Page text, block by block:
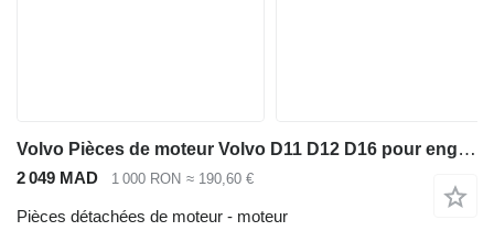
Volvo Pièces de moteur Volvo D11 D12 D16 pour engins de chantier, moteur chargé pour chargeuse sur pneus Volvo L120 L150 L180
2 049 MAD 1 000 RON ≈ 190,60 €
Pièces détachées de moteur - moteur